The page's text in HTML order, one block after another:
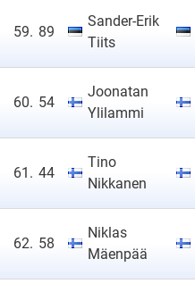
59. 89
Sander-Erik
Tiits
60. 54
Joonatan
Ylilammi
61. 44
Tino
Nikkanen
62. 58
Niklas
Mäenpää